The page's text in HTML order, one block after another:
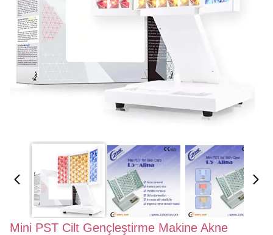
Mini PST Cilt Gençleştirme Makine Akne